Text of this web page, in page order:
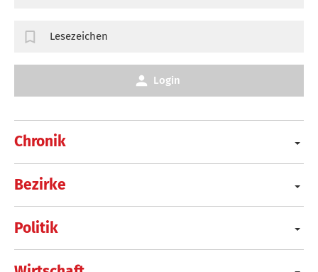
Chronik
Bezirke
Politik
Lesezeichen
Login